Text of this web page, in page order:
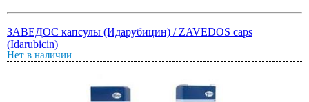
ЗАВЕДОС капсулы (Идарубицин) / ZAVEDOS caps
(Idarubicin)
Нет в наличии